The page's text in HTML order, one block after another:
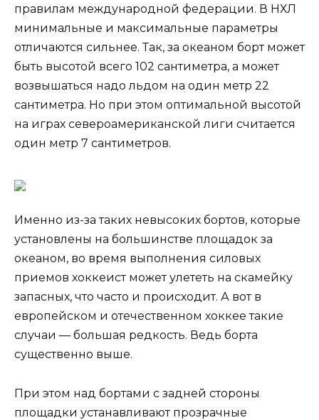
правилам международной федерации. В НХЛ
минимальные и максимальные параметры
отличаются сильнее. Так, за океаном борт может
быть высотой всего 102 сантиметра, а может
возвышаться надо льдом на один метр 22
сантиметра. Но при этом оптимальной высотой
на играх североамериканской лиги считается
один метр 7 сантиметров.
Именно из-за таких невысоких бортов, которые
установлены на большинстве площадок за
океаном, во время выполнения силовых
приемов хоккеист может улететь на скамейку
запасных, что часто и происходит. А вот в
европейском и отечественном хоккее такие
случаи — большая редкость. Ведь борта
существенно выше.
При этом над бортами с задней стороны
площадки устанавливают прозрачные